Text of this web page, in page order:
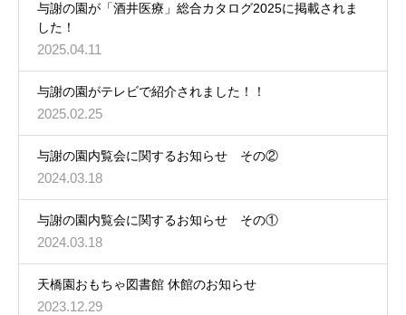
与謝の園が「酒井医療」総合カタログ2025に掲載されま
した！
2025.04.11
与謝の園がテレビで紹介されました！！
2025.02.25
与謝の園内覧会に関するお知らせ その②
2024.03.18
与謝の園内覧会に関するお知らせ その①
2024.03.18
天橋園おもちゃ図書館 休館のお知らせ
2023.12.29